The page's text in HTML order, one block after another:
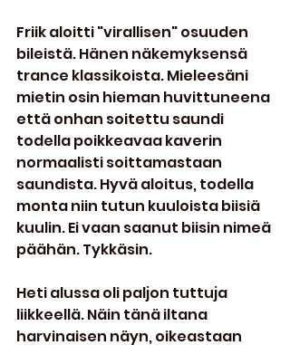
Friik aloitti "virallisen" osuuden
bileistä. Hänen näkemyksensä
trance klassikoista. Mieleesäni
mietin osin hieman huvittuneena
että onhan soitettu saundi
todella poikkeavaa kaverin
normaalisti soittamastaan
saundista. Hyvä aloitus, todella
monta niin tutun kuuloista biisiä
kuulin. Ei vaan saanut biisin nimeä
päähän. Tykkäsin.
Heti alussa oli paljon tuttuja
liikkeellä. Näin tänä iltana
harvinaisen näyn, oikeastaan